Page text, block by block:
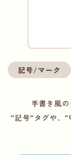
記号/マーク
手書き風
”記号”タグや、